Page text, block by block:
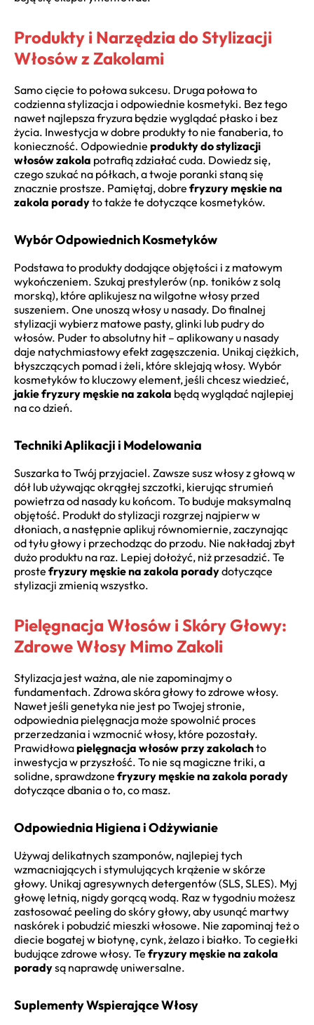
Produkty i Narzędzia do Stylizacji
Włosów z Zakolami
Samo cięcie to połowa sukcesu. Druga połowa to
codzienna stylizacja i odpowiednie kosmetyki. Bez tego
nawet najlepsza fryzura będzie wyglądać płasko i bez
życia. Inwestycja w dobre produkty to nie fanaberia, to
konieczność. Odpowiednie produkty do stylizacji
włosów zakola potrafią zdziałać cuda. Dowiedz się,
czego szukać na półkach, a twoje poranki staną się
znacznie prostsze. Pamiętaj, dobre fryzury męskie na
zakola poradyto także te dotyczące kosmetyków.
Wybór Odpowiednich Kosmetyków
Podstawa to produkty dodające objętości i z matowym
wykończeniem. Szukaj prestylerów (np. toników z solą
morską), które aplikujesz na wilgotne włosy przed
suszeniem. One unoszą włosy u nasady. Do finalnej
stylizacji wybierz matowe pasty, glinki lub pudry do
włosów. Puder to absolutny hit – aplikowany u nasady
daje natychmiastowy efekt zagęszczenia. Unikaj ciężkich,
błyszczących pomad i żeli, które sklejają włosy. Wybór
kosmetyków to kluczowy element, jeśli chcesz wiedzieć,
jakie fryzury męskie na zakola będą wyglądać najlepiej
na co dzień.
Techniki Aplikacji i Modelowania
Suszarka to Twój przyjaciel. Zawsze susz włosy z głową w
dół lub używając okrągłej szczotki, kierując strumień
powietrza od nasady ku końcom. To buduje maksymalną
objętość. Produkt do stylizacji rozgrzej najpierw w
dłoniach, a następnie aplikuj równomiernie, zaczynając
od tyłu głowy i przechodząc do przodu. Nie nakładaj zbyt
dużo produktu na raz. Lepiej dołożyć, niż przesadzić. Te
proste fryzury męskie na zakola poradydotyczące
stylizacji zmienią wszystko.
Pielęgnacja Włosów i Skóry Głowy:
Zdrowe Włosy Mimo Zakoli
Stylizacja jest ważna, ale nie zapominajmy o
fundamentach. Zdrowa skóra głowy to zdrowe włosy.
Nawet jeśli genetyka nie jest po Twojej stronie,
odpowiednia pielęgnacja może spowolnić proces
przerzedzania i wzmocnić włosy, które pozostały.
Prawidłowapielęgnacja włosów przy zakolachto
inwestycja w przyszłość. To nie są magiczne triki, a
solidne, sprawdzone fryzury męskie na zakola porady
dotyczące dbania o to, co masz.
Odpowiednia Higiena i Odżywianie
Używaj delikatnych szamponów, najlepiej tych
wzmacniających i stymulujących krążenie w skórze
głowy. Unikaj agresywnych detergentów (SLS, SLES). Myj
głowę letnią, nigdy gorącą wodą. Raz w tygodniu możesz
zastosować peeling do skóry głowy, aby usunąć martwy
naskórek i pobudzić mieszki włosowe. Nie zapominaj też o
diecie bogatej w biotynę, cynk, żelazo i białko. To cegiełki
budujące zdrowe włosy. Te fryzury męskie na zakola
poradysą naprawdę uniwersalne.
Suplementy Wspierające Włosy